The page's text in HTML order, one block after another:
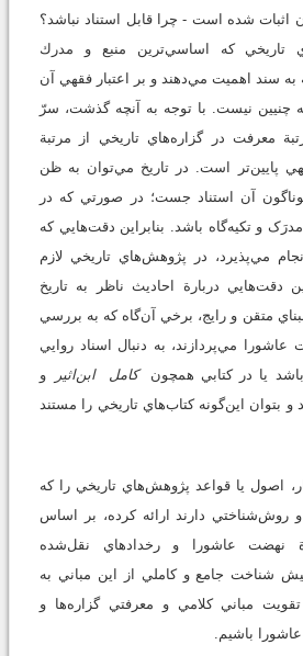
اثبات شده است - چرا قابل استناد نباشد؟
تاريخي كه اساسي‌ترين منبع و مدرك
به سند اهميت مي‌دهند و بر اعتبار فقهي آن
چنيين نيست. با توجه به آنچه گذشت، سرّ
معرفت در گزاره‌هاي تاريخي از مرتبة
پايين‌تر است. در تاريخ مي‌توان به ظن
آن استناد جست؛ در صورتي که در
و تکيه‌گاه باشد. بنابراين دقت‌هايي که
مي‌پذيرد، در پژوهش‌‌هاي تاريخي لازم
دقت‌هايي دربارة احاديث ناظر به تاريخ
متقن و رايج، برخي آن‌گاه كه به بررسي
عاشورا مي‌پردازند، به دنبال اسناد روايي
يا در كتابي همچون
كامل ابن‌اثير
و
و بتوان اين‌گونه كتاب‌هاي تاريخي را مستند
اصول يا قواعد پژوهش‌هاي تاريخي را كه
روش‌شناختي دارند ارائه كرده، بر اساس
نهضت عاشورا و رخدادهاي نقل‌شده
شناخت جامع و كاملي از اين مباني به
مباني كلامي و معرفتي گزاره‌ها و
باشيم.